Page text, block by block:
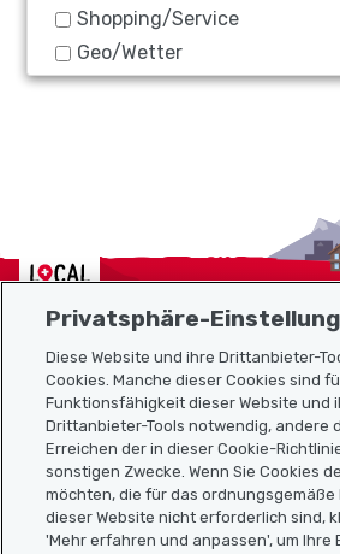
Shopping/Service
Geo/Wetter
Localcities
Sitemap
Nützliche Links
Localcities App herunterladen
Privatsphäre-
Diese Website und ihre Drittanbieter-
Cookies. Manche dieser Cookies sind
Funktionsfähigkeit dieser Website und
Drittanbieter-Tools notwendig, andere
Erreichen der in dieser Cookie-
sonstigen Zwecke. Wenn Sie Cookies
möchten, die für das ordnungsgemäße
dieser Website nicht erforderlich sind,
'Mehr erfahren und anpassen', um Ihre